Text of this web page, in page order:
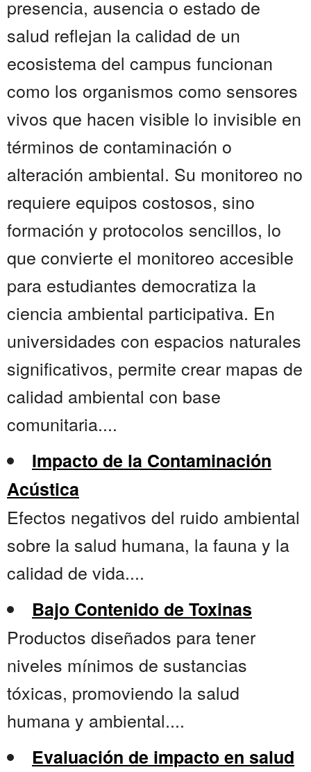
presencia, ausencia o estado de
salud reflejan la calidad de un
ecosistema del campus funcionan
como los organismos como sensores
vivos que hacen visible lo invisible en
términos de contaminación o
alteración ambiental. Su monitoreo no
requiere equipos costosos, sino
formación y protocolos sencillos, lo
que convierte el monitoreo accesible
para estudiantes democratiza la
ciencia ambiental participativa. En
universidades con espacios naturales
significativos, permite crear mapas de
calidad ambiental con base
comunitaria....
Impacto de la Contaminación
Acústica
Efectos negativos del ruido ambiental
sobre la salud humana, la fauna y la
calidad de vida....
Bajo Contenido de Toxinas
Productos diseñados para tener
niveles mínimos de sustancias
tóxicas, promoviendo la salud
humana y ambiental....
Evaluación de impacto en salud